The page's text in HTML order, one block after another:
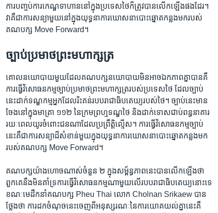
ការ​បញ្ចប់​ការ​កេណ្ឌ​ទាហាន​នៅ​ក្នុង​ប្រទេស​ថៃ​ក៏​ត្រូវ​បាន​លើកឡើង​ផង​ដែរ។
វា​គឺ​ជា​ការ​សន្យា​មួយ​នៅ​ក្នុង​យុទ្ធនាការ​ឃោសនា​បោះឆ្នោត​កន្លង​មក​របស់​
គណបក្ស Move Forward។
ច្បាប់​ប្រមាថ​ព្រះ​មហាក្សត្រ
គោល​នយោបាយ​មួយ​ដែល​គណបក្ស​នយោបាយ​មិន​អាច​ឯកភាព​គ្នា​បាន​គឺ​
ការ​ធ្វើ​វិសោធនកម្ម​ច្បាប់​ប្រមាថ​ព្រះមហាក្សត្រ​របស់​ប្រទេស​ថៃ ដែល​ច្បាប់​
នេះ​ដាក់​ទណ្ឌកម្ម​អ្នក​ដែល​រិះគន់​របប​រាជាធិបតេយ្យ​របស់​ថៃ។ ច្បាប់​នេះ​មាន​
ចែង​នៅ​ក្នុង​មាត្រា ១១២ នៃ​ក្រម​ព្រហ្មទណ្ឌ​ថៃ និង​ដាក់​ទោស​ជាប់​ពន្ធនាគារ​
រយៈពេល​យូរ​ចំពោះ​ជន​ណា​ដែល​ប្រព្រឹត្តិ​ល្មើស។ ការ​ធ្វើ​វិសោធនកម្ម​ច្បាប់​
នេះ​គឺ​ជា​ការ​សន្យា​ដ៏​សំខាន់​មួយ​ក្នុង​យុទ្ធនាការ​ឃោសនា​បោះឆ្នោត​កន្លង​មក​
របស់​គណបក្ស Move Forward។
គណបក្ស​យ៉ាង​ហោច​ណាស់​ចំនួន ២ ក្នុង​សម្ព័ន្ធភាព​នេះ​បាន​លើកឡើង​ថា
ពួកគេ​នឹង​មិន​គាំទ្រ​ការ​ធ្វើ​វិសោធនកម្ម​ណា​មួយ​លើ​របប​រាជាធិបតេយ្យ​នោះ​ទេ
ខណៈ​មេដឹកនាំ​គណបក្ស Pheu Thai លោក Cholnan Srikaew បាន​
ថ្លែង​ថា ការ​ដក​ចំណុច​នេះ​ចេញ​ពី​អនុស្សរណៈ​នៃ​ការ​យោគយល់​គ្នា​នេះ​គឺ​